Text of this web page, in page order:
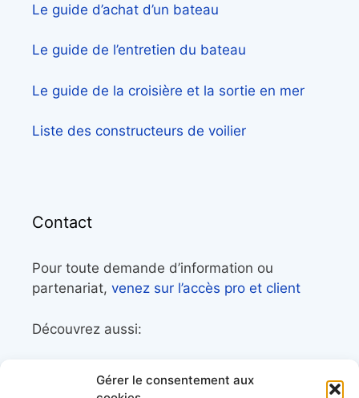
Gérer le consentement aux
Le guide d’achat d’un bateau
Le guide de l’entretien du bateau
Le guide de la croisière et la sortie en mer
Liste des constructeurs de voilier
Contact
Pour toute demande d’information ou
partenariat, venez sur l’accès pro et client
Découvrez aussi:
librairie maritime